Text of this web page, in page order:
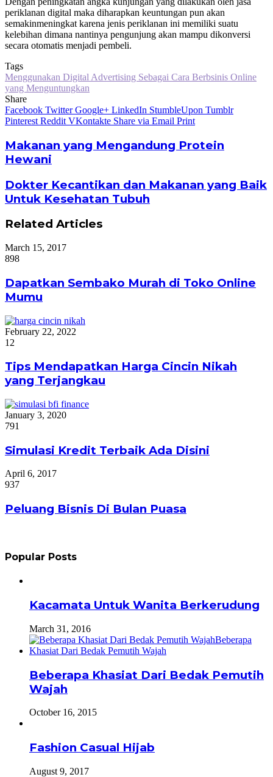
periklanan digital maka diharapkan keuntungan pun akan
semakinmeningkat karena jenis periklanan ini memiliki suatu
kelebihan dimana nantinya pengunjung akan mampu dikonversi
secara otomatis menjadi pembeli.
Tags
Menggunakan Digital Advertising Sebagai Cara Berbsinis Online
yang Menguntungkan
Share
Facebook Twitter Google+ LinkedIn StumbleUpon Tumblr
Pinterest Reddit VKontakte Share via Email Print
Makanan yang Mengandung Protein
Hewani
Dokter Kecantikan dan Makanan yang Baik
Untuk Kesehatan Tubuh
Related Articles
March 15, 2017
898
Dapatkan Sembako Murah di Toko Online
Mumu
February 22, 2022
12
Tips Mendapatkan Harga Cincin Nikah
yang Terjangkau
January 3, 2020
791
Simulasi Kredit Terbaik Ada Disini
April 6, 2017
937
Peluang Bisnis Di Bulan Puasa
Popular Posts
Kacamata Untuk Wanita Berkerudung
March 31, 2016
Beberapa Khasiat Dari Bedak Pemutih
Wajah
October 16, 2015
Fashion Casual Hijab
August 9, 2017